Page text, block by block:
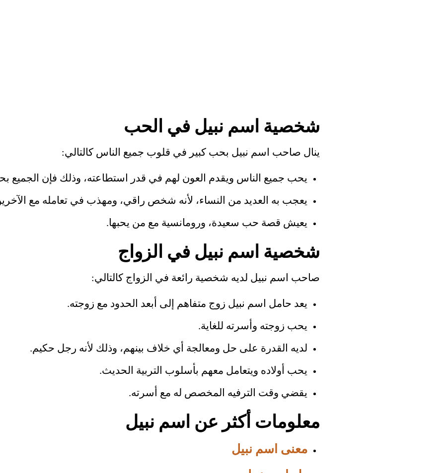
شخصية اسم نبيل في الحب
ينال صاحب اسم نبيل بحب كبير في قلوب جميع الناس كالتالي:
يحب جميع الناس ويقدم العون لهم في قدر استطاعته، وذلك فإن الجميع
يعجب به العديد من النساء، لأنه شخص راقي، ومهذب في تعامله مع
يعيش قصة حب سعيدة، ورومانسية مع من يحبها.
شخصية اسم نبيل في الزواج
صاحب اسم نبيل لديه شخصية رائعة في الزواج كالتالي:
يعد حامل اسم نبيل زوج متفاهم إلى أبعد الحدود مع زوجته.
يحب زوجته وأسرته للغاية.
لديه القدرة على حل ومعالجة أي خلاف بينهم، وذلك لأنه رجل حكيم.
يحب أولاده ويتعامل معهم بأسلوب التربية الحديث.
يقضي وقت الترفيه المخصص له مع أسرته.
معلومات أكثر عن اسم نبيل
معنى اسم نبيل